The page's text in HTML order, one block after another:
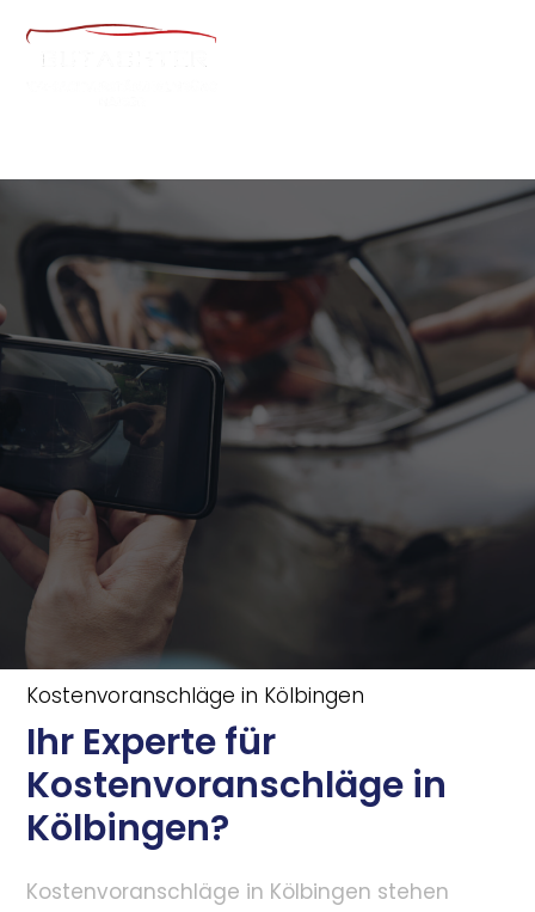
Kostenvoranschläge in Kölbingen
Ihr Experte für
Kostenvoranschläge in
Kölbingen?
Kostenvoranschläge in Kölbingen stehen